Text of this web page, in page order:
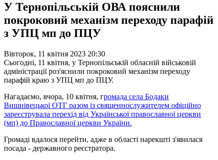
У Тернопільській ОВА пояснили
покроковий механізм переходу парафій
з УПЦ мп до ПЦУ
Вівторок, 11 квітня 2023 20:30
Сьогодні, 11 квітня, у Тернопільській обласній військовій
адміністрації роз'яснили покроковий механізм переходу
парафій краю з УПЦ мп до ПЦУ.
Нагадаємо, вчора, 10 квітня, громада села Бодаки
Вишнівецької ОТГ разом із священнослужителем офіційно
зареєструвала перехід від Української православної церкви
(мп) до Православної церкви України.
Громаді вдалося перейти, адже в області нарекшті з'явилася
посада - державного реєстратора.